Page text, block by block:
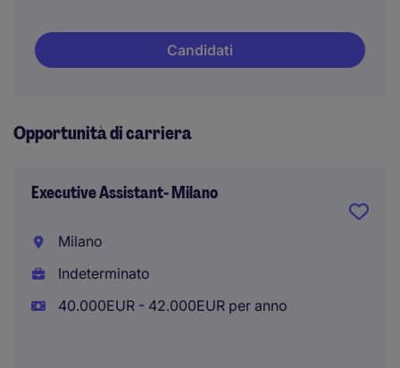
Candidati
Opportunità di carriera
Executive Assistant- Milano
Milano
Indeterminato
40.000EUR - 42.000EUR per anno